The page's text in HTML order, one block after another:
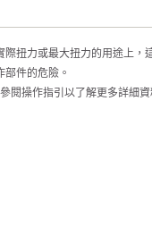
際扭力或最大扭力的用途上，
部件的危險。
閱操作指引以了解更多詳細資